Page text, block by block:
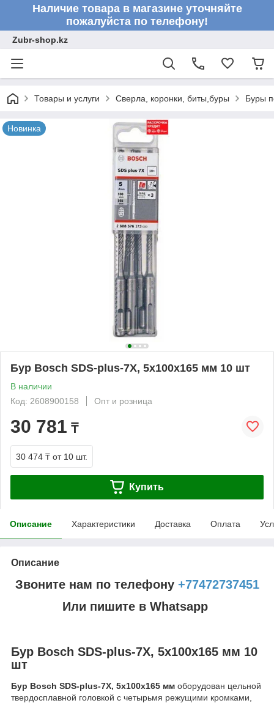
Наличие товара в магазине уточняйте
пожалуйста по телефону!
Zubr-shop.kz
Товары и услуги Сверла, коронки, биты,буры Буры
Новинка
Бур Bosch SDS-plus-7X, 5x100x165 мм 10 шт
В наличии
Код: 2608900158
Опт и розница
30 781 ₸
30 474 ₸ от 10 шт.
Купить
Описание Характеристики Доставка Оплата
Описание
Звоните нам по телефону +77472737451
Или пишите в Whatsapp
Бур Bosch SDS-plus-7X, 5x100x165 мм 10
шт
Бур Bosch SDS-plus-7X, 5x100x165 мм оборудован цельной
твердосплавной головкой с четырьмя режущими кромками,